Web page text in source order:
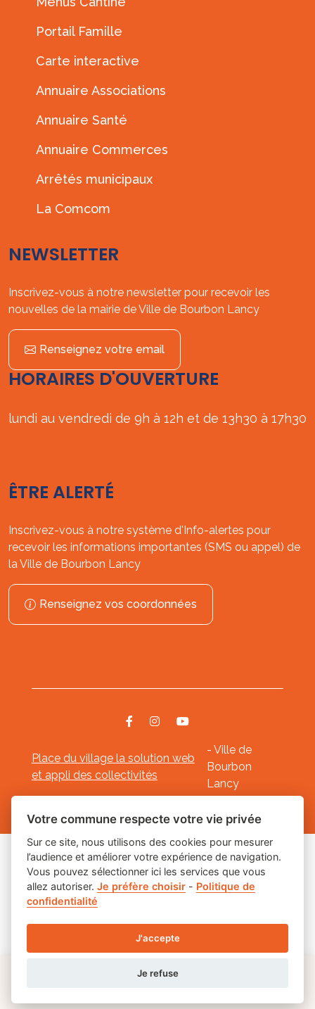
Portail Famille
Carte interactive
Annuaire Associations
Annuaire Santé
Annuaire Commerces
Arrêtés municipaux
La Comcom
NEWSLETTER
Inscrivez-vous à notre newsletter pour recevoir les
nouvelles de la mairie de Ville de Bourbon Lancy
Renseignez votre email
HORAIRES D'OUVERTURE
lundi au vendredi de 9h à 12h et de 13h30 à 17h30
ÊTRE ALERTÉ
Inscrivez-vous à notre système d'Info-alertes pour
recevoir les informations importantes (SMS ou appel) de
la Ville de Bourbon Lancy
Renseignez vos coordonnées
Place du village la solution web
et appli des collectivités
- Ville de
Bourbon
Lancy
Mentions légales-- Gestion des cookies
Les labels
Votre commune respecte votre vie privée
Sur ce site, nous utilisons des cookies pour mesurer
l’audience et améliorer votre expérience de navigation.
Vous pouvez sélectionner ici les services que vous
allez autoriser.Je préfère choisir - Politique de
confidentialité
J'accepte
Je refuse